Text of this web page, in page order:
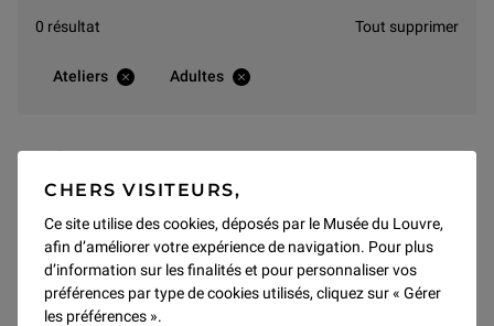
CHERS VISITEURS,
Ce site utilise des cookies, déposés par le Musée du Louvre,
afin d’améliorer votre expérience de navigation. Pour plus
d’information sur les finalités et pour personnaliser vos
préférences par type de cookies utilisés, cliquez sur « Gérer
les préférences ».
0 résultat Tout supprimer
Ateliers Adultes
AOÛT 2026
Pas de résultats pour ce mois
SEPTEMBRE 2026